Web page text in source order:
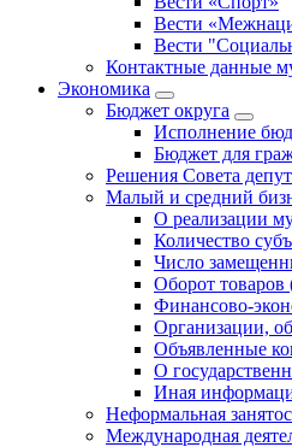
Вести
Вести
Контактные данные
Экономика
Бюджет округa
Исполнение
Бюджет для
Решения Совета
Малый и средний
О реализации
Количество
Число
Оборот
Финансово-
Организации,
Объявленные
О
Иная
Неформальная
Международная